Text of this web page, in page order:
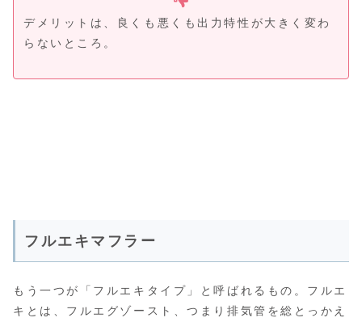
デメリットは、良くも悪くも出力特性が大きく変わ
らないところ。
フルエキマフラー
もう一つが「フルエキタイプ」と呼ばれるもの。フルエ
キとは、フルエグゾースト、つまり排気管を総とっかえ